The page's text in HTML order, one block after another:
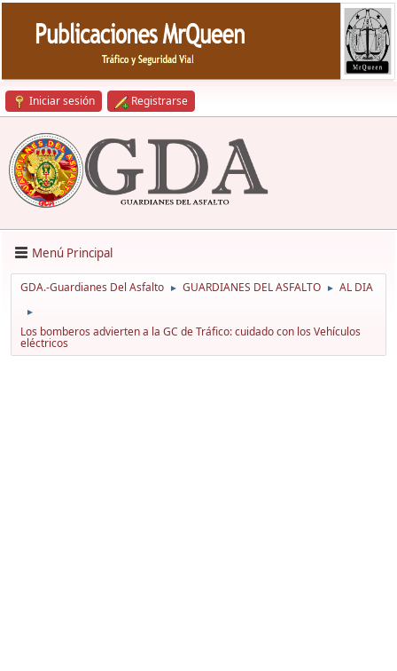
Iniciar sesión Registrarse
Menú Principal
GDA.-Guardianes Del Asfalto ► GUARDIANES DEL ASFALTO ► AL DIA
►
Los bomberos advierten a la GC de Tráfico: cuidado con los Vehículos
eléctricos